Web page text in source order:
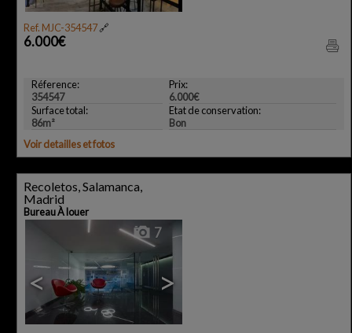
Ref. MJC-354547🔗
6.000€
Réference:
354547
Prix:
6.000€
Surface total:
86m²
Etat de conservation:
Bon
Voir detailles et fotos
Recoletos, Salamanca,
Madrid
Bureau À louer
< >
7